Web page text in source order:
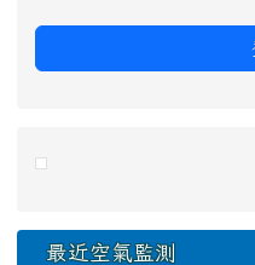
最近空氣監測